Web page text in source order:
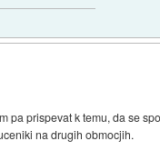
pa prispevat k temu, da se
na drugih obmocjih.